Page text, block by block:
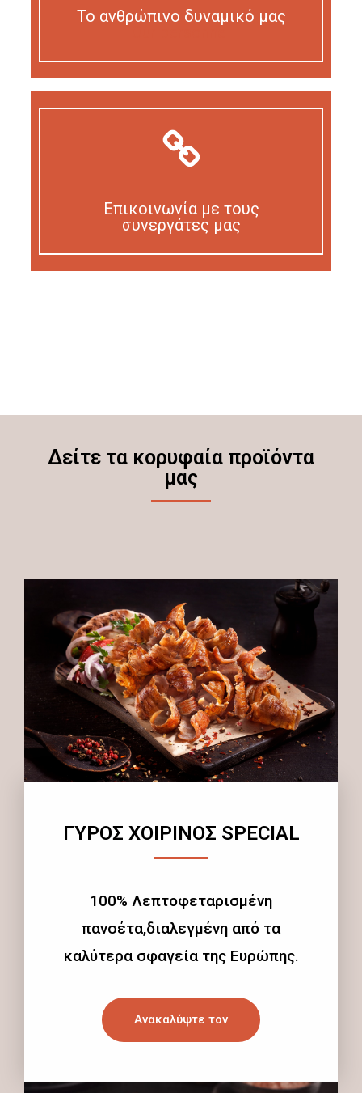
Το ανθρώπινο δυναμικό μας
Επικοινωνία με τους
συνεργάτες μας
Δείτε τα κορυφαία προϊόντα
μας
ΓΥΡΟΣ ΧΟΙΡΙΝΟΣ SPECIAL
100% Λεπτοφεταρισμένη
πανσέτα,διαλεγμένη από τα
καλύτερα σφαγεία της Ευρώπης.
Ανακαλύψτε τον